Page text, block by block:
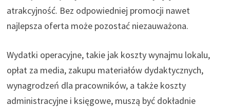
atrakcyjność. Bez odpowiedniej promocji nawet
najlepsza oferta może pozostać niezauważona.
Wydatki operacyjne, takie jak koszty wynajmu lokalu,
opłat za media, zakupu materiałów dydaktycznych,
wynagrodzeń dla pracowników, a także koszty
administracyjne i księgowe, muszą być dokładnie